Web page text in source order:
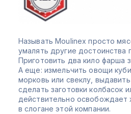
Называть Moulinex просто
умалять другие достоинства
Приготовить два кило фарша
А еще: измельчить овощи
морковь или свеклу,
сделать заготовки колбасок
действительно освобождает
в слогане этой компании.